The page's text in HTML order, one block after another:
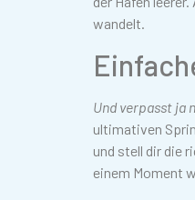
wandelt.
Und verpasst ja
ultimativen
und stell dir die
einem Moment